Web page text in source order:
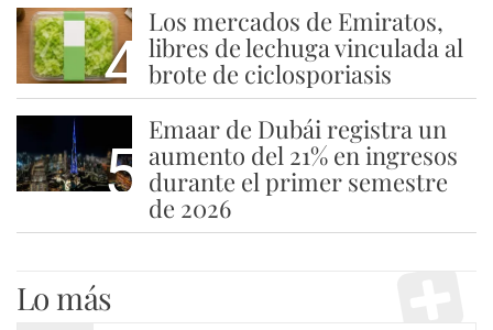
4
Los mercados de Emiratos,
libres de lechuga vinculada al
brote de ciclosporiasis
5
Emaar de Dubái registra un
aumento del 21% en ingresos
durante el primer semestre
de 2026
Lo más